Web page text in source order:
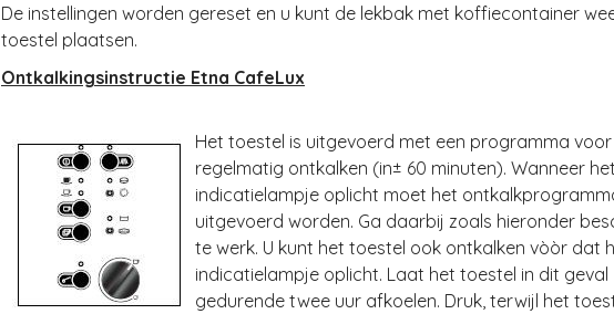
De instellingen worden gereset en u kunt de lekbak met koffiecontainer
toestel plaatsen.
Ontkalkingsinstructie Etna CafeLux
Het toestel is uitgevoerd met een programma
regelmatig ontkalken (in± 60 minuten). Wanneer het
indicatielampje oplicht moet het
uitgevoerd worden. Ga daarbij zoals hieronder
te werk. U kunt het toestel ook ontkalken vòòr dat
indicatielampje oplicht. Laat het toestel in dit geval
gedurende twee uur afkoelen. Druk, terwijl het